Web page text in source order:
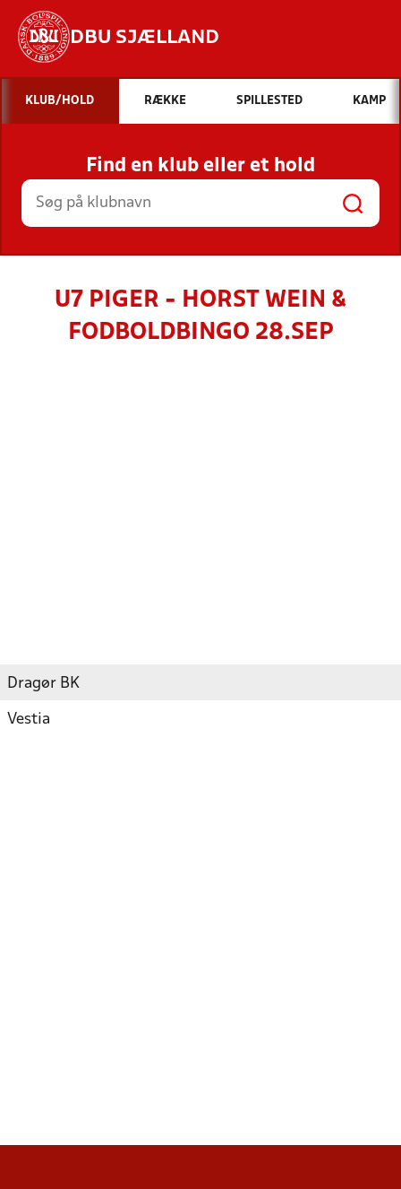
DBU SJÆLLAND
Hvad vil du søge efter?
INDHOLD OG NYHEDER
STILLINGER, RESULTATER, KLUBBER OG
HOLD
KLUB/HOLD RÆKKE SPILLESTED KAMP
Find en klub eller et hold
U7 PIGER - HORST WEIN &
FODBOLDBINGO 28.SEP
Dragør BK
Vestia